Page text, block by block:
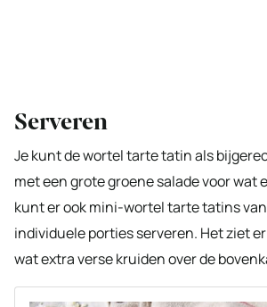
Serveren
Je kunt de wortel tarte tatin als
met een grote groene salade voor wat
kunt er ook mini-wortel tarte tatins
individuele porties serveren. Het ziet
wat extra verse kruiden over de